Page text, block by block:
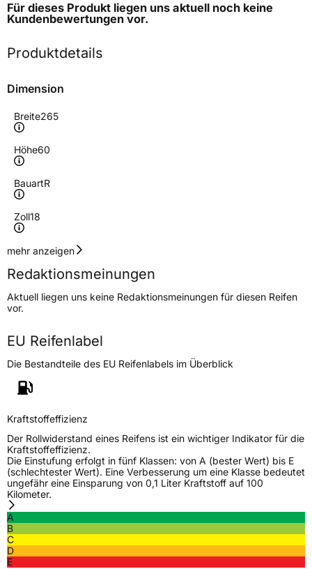
Für dieses Produkt liegen uns aktuell noch keine
Kundenbewertungen vor.
Produktdetails
Dimension
Breite265
Höhe60
BauartR
Zoll18
Geschwindigkeitsindex
Höchstgeschwindigkeit
210 km/h
Lastindex114
Höchstlast1180 kg
Generelle Merkmale
Fahrzeugtyp
VerwendungSommerreifen
ModellnameTerrano ARV HT
FahrzeugartPKW & SUV
Weitere Eigenschaften
SchlauchtypTL
ZustandNeureifen
mehr anzeigen
Redaktionsmeinungen
Aktuell liegen uns keine Redaktionsmeinungen für diesen Reifen
vor.
EU Reifenlabel
Die Bestandteile des EU Reifenlabels im Überblick
Kraftstoffeffizienz
Der Rollwiderstand eines Reifens ist ein wichtiger Indikator für die
Kraftstoffeffizienz.
Die Einstufung erfolgt in fünf Klassen: von A (bester Wert) bis E
(schlechtester Wert). Eine Verbesserung um eine Klasse bedeutet
ungefähr eine Einsparung von 0,1 Liter Kraftstoff auf 100
Kilometer.
A
B
C
D
E